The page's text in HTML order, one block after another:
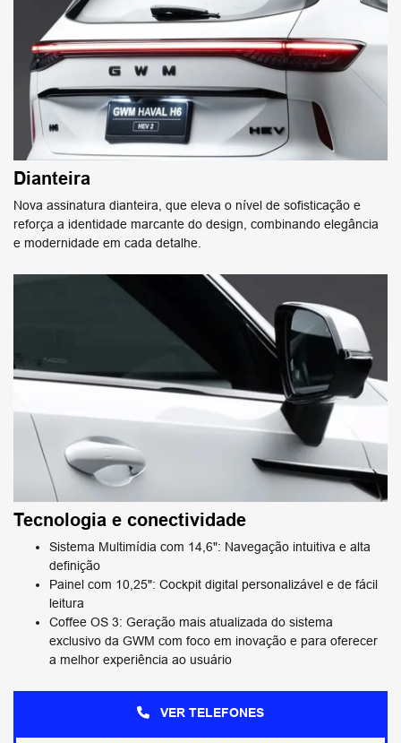
Dianteira
Nova assinatura dianteira, que eleva o nível de sofisticação e
reforça a identidade marcante do design, combinando elegância
e modernidade em cada detalhe.
Tecnologia e conectividade
Sistema Multimídia com 14,6": Navegação intuitiva e alta
definição
Painel com 10,25": Cockpit digital personalizável e de fácil
leitura
Coffee OS 3: Geração mais atualizada do sistema
exclusivo da GWM com foco em inovação e para oferecer
a melhor experiência ao usuário
VER TELEFONES